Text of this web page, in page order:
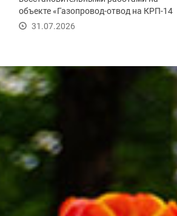
объекте «Газопровод-отвод на КРП-14
Ду-1020 мм 2-я...
31.07.2026